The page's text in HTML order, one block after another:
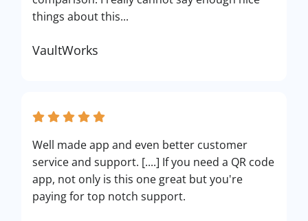
things about this...
VaultWorks
Well made app and even better customer
service and support. [....] If you need a QR code
app, not only is this one great but you're
paying for top notch support.